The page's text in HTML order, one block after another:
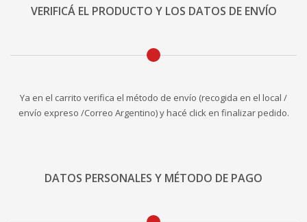
VERIFICÁ EL PRODUCTO Y LOS DATOS DE ENVÍO
Ya en el carrito verifica el método de envío (recogida en el local /
envío expreso /Correo Argentino) y hacé click en finalizar pedido.
DATOS PERSONALES Y MÉTODO DE PAGO